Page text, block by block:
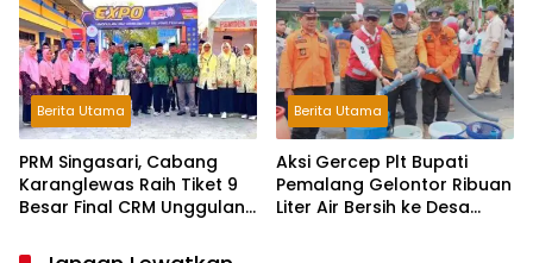
Berita Utama
PRM Singasari, Cabang
Karanglewas Raih Tiket 9
Besar Final CRM Unggulan
Berita Utama
Aksi Gercep Plt Bupati
Pemalang Gelontor Ribuan
Liter Air Bersih ke Desa